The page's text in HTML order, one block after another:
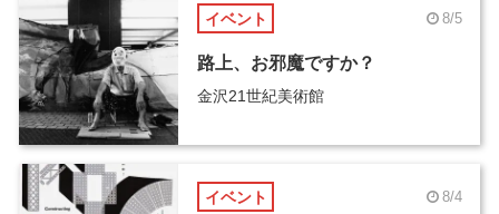
イベント 8/5
路上、お邪魔ですか？
金沢21世紀美術館
イベント 8/4